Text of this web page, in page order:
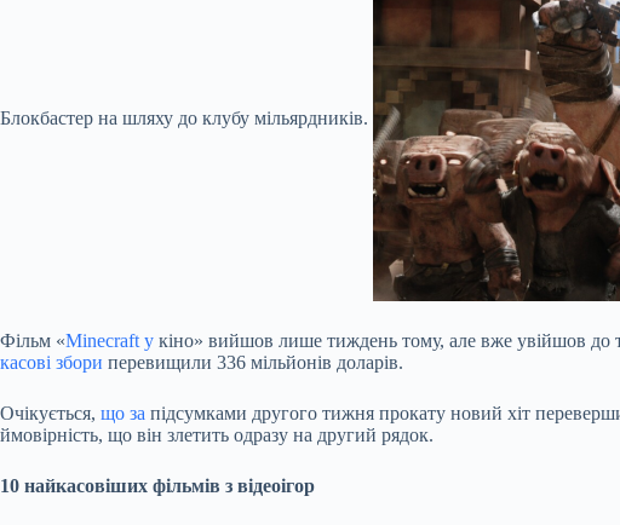
Блокбастер на шляху до клубу мільярдників.
Фільм «Minecraft у кіно» вийшов лише тиждень тому, але вже увійшов до
касові збори перевищили 336 мільйонів доларів.
Очікується, що за підсумками другого тижня прокату новий хіт
ймовірність, що він злетить одразу на другий рядок.
10 найкасовіших фільмів з відеоігор